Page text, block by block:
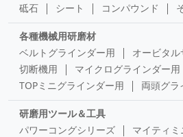
砥石
シート コンパウンド
各種機械用研磨材
ベルトグラインダー用
オービタ
切断機用
マイクログラインダー用
TOPミニグラインダー用
両頭グラ
研磨用ツール＆工具
パワーコングシリーズ
マイティ